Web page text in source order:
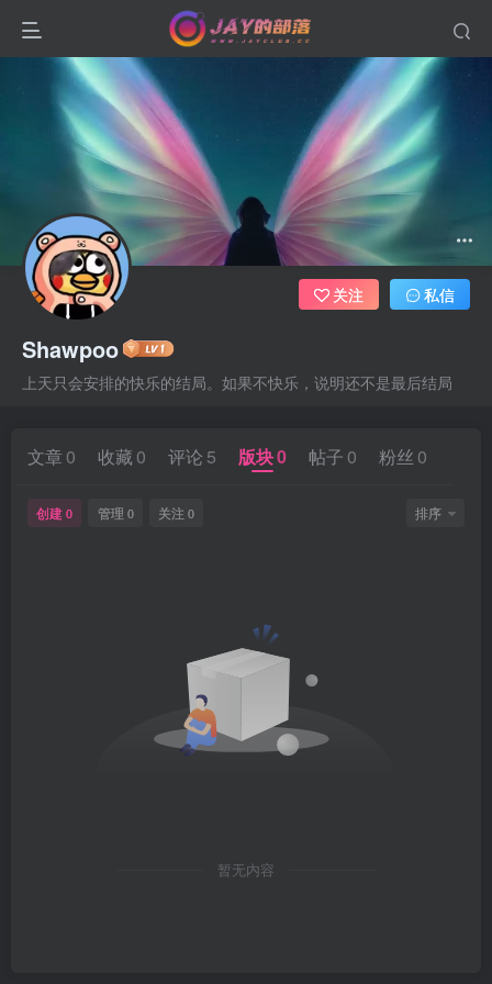
Shawpoo
上天只会安排的快乐的结局。如果不快乐，说明还不是最后结局
关注 私信
文章 0 收藏 0 评论 5 版块0 帖子 0 粉丝 0
创建 0 管理 0 关注 0 排序
暂无内容